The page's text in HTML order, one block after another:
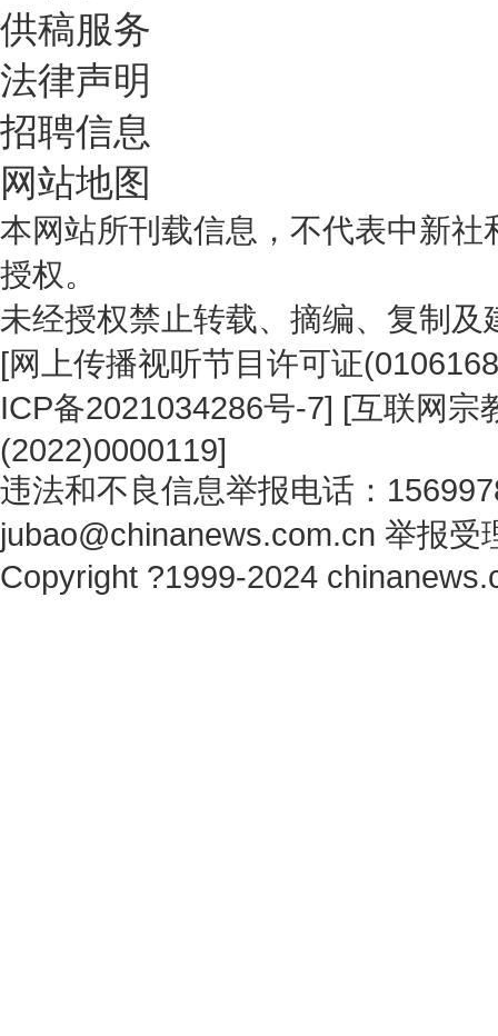
供稿服务
法律声明
招聘信息
网站地图
本网站所刊载信息，不代表中新
授权。
未经授权禁止转载、摘编、复制
[网上传播视听节目许可证
ICP备2021034286号-7] [互联网宗
(2022)0000119]
违法和不良信息举报电话：
jubao@chinanews.com.cn 举报受
Copyright ?1999-2024